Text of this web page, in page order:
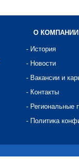
О КОМПАНИИ
- История
- Новости
- Вакансии и
- Контакты
- Региональные
- Политика